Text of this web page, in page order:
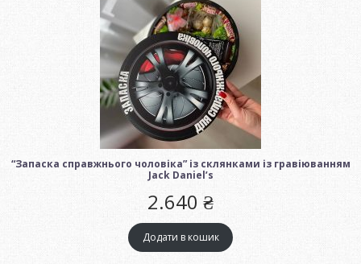
“Запаска справжнього чоловіка” із склянками із гравіюванням
Jack Daniel’s
2.640 ₴
Додати в кошик